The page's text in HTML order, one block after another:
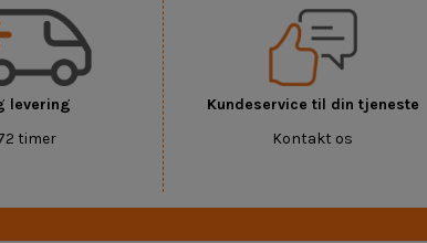
levering
timer
Kundeservice til din tjeneste
Kontakt os